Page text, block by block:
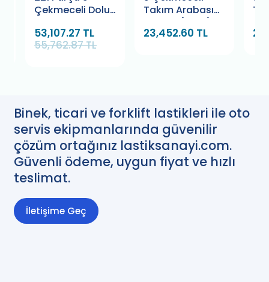
Çekmeceli Dolu
Proline Retta
RTY5141
53,107.27 TL
55,762.87 TL
Takım Arabası
Dolaplı (CKM)
23,452.60 TL
Binek, ticari ve forklift lastikleri ile oto
servis ekipmanlarında güvenilir
çözüm ortağınız lastiksanayi.com.
Güvenli ödeme, uygun fiyat ve hızlı
teslimat.
İletişime Geç